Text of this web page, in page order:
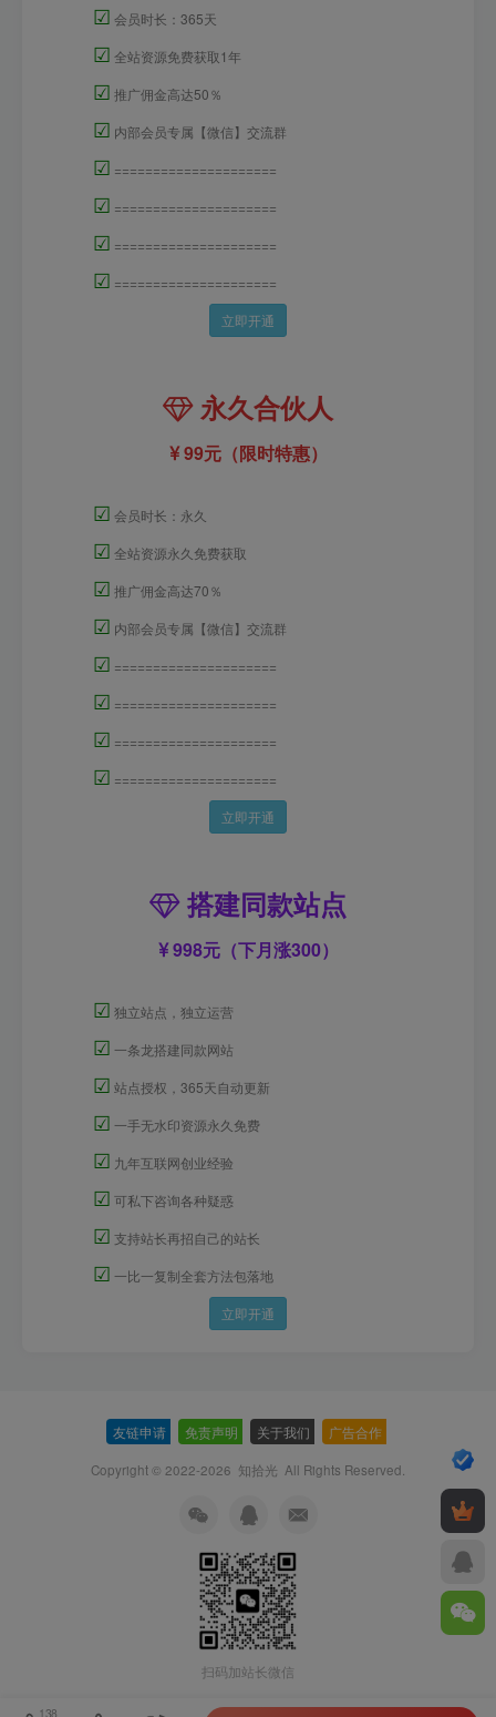
☑ 会员时长：365天
☑ 全站资源免费获取1年
☑ 推广佣金高达50％
☑ 内部会员专属【微信】交流群
☑ =====================
☑ =====================
☑ =====================
☑ =====================
立即开通
永久合伙人
99元（限时特惠）
☑ 会员时长：永久
☑ 全站资源永久免费获取
☑ 推广佣金高达70％
☑ 内部会员专属【微信】交流群
☑ =====================
☑ =====================
☑ =====================
☑ =====================
立即开通
搭建同款站点
998元（下月涨300）
☑ 独立站点，独立运营
☑ 一条龙搭建同款网站
☑ 站点授权，365天自动更新
☑ 一手无水印资源永久免费
☑ 九年互联网创业经验
☑ 可私下咨询各种疑惑
☑ 支持站长再招自己的站长
☑ 一比一复制全套方法包落地
立即开通
友链申请 免责声明 关于我们 广告合作
Copyright © 2022-2026 知拾光 All Rights Reserved.
扫码加站长微信
138